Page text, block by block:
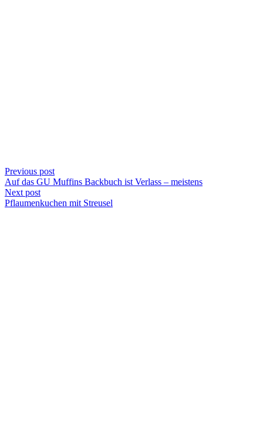
Previous post
Auf das GU Muffins Backbuch ist Verlass – meistens
Next post
Pflaumenkuchen mit Streusel